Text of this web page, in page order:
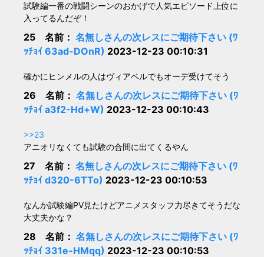
試験編一番の戦闘シーンのおかげで人気エピソード上位に
入ってるんだぞ！
25 名前： 名無しさんの次レスにご期待下さい (ﾜ
ｯﾁｮｲ 63ad-DOnR) 2023-12-23 00:10:31
確かにヒンメルの人はヴィアベルでもオーデ受けてそう
26 名前： 名無しさんの次レスにご期待下さい (ﾜ
ｯﾁｮｲ a3f2-Hd+W) 2023-12-23 00:10:43
>>23
アニオリなくても試験の合間に出てくるやん
27 名前： 名無しさんの次レスにご期待下さい (ﾜ
ｯﾁｮｲ d320-6TTo) 2023-12-23 00:10:53
なんか試験編PV見たけどアニメスタッフ力尽きてそうだな
大丈夫かな？
28 名前： 名無しさんの次レスにご期待下さい (ﾜ
ｯﾁｮｲ 331e-HMqq) 2023-12-23 00:10:53